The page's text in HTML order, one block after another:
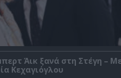
Άικ ξανά στη Στέγη –
Κεχαγιόγλου